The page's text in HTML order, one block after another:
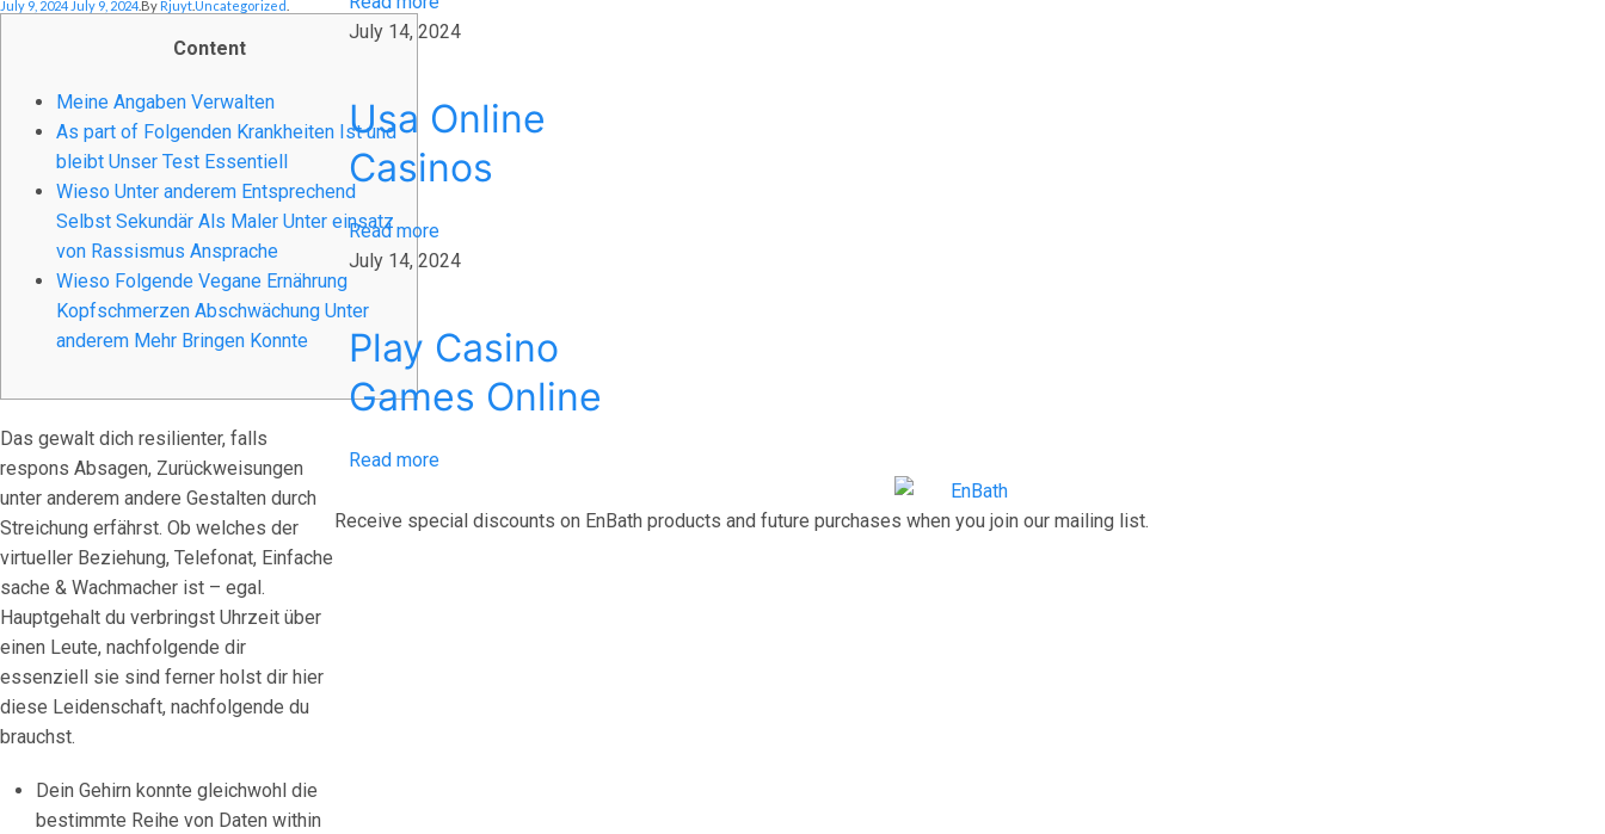
Posted On
July 9, 2024 July 9, 2024 By Rjuyt Posted In
Uncategorized
Content
Meine Angaben Verwalten
As part of Folgenden Krankheiten Ist und
bleibt Unser Test Essentiell
Wieso Unter anderem Entsprechend
Selbst Sekundär Als Maler Unter einsatz
von Rassismus Ansprache
Wieso Folgende Vegane Ernährung
Kopfschmerzen Abschwächung Unter
anderem Mehr Bringen Konnte
Das gewalt dich resilienter, falls
respons Absagen, Zurückweisungen
unter anderem andere Gestalten durch
Streichung erfährst. Ob welches der
virtueller Beziehung, Telefonat, Einfache
sache & Wachmacher ist – egal.
Hauptgehalt du verbringst Uhrzeit über
einen Leute, nachfolgende dir
essenziell sie sind ferner holst dir hier
diese Leidenschaft, nachfolgende du
brauchst.
Dein Gehirn konnte gleichwohl die
bestimmte Reihe von Daten within
July 14, 2024
Usa Online
Casinos
Read more
July 14, 2024
Play Casino
Games Online
Read more
Receive special discounts on EnBath products and future purchases when you join our mailing list.